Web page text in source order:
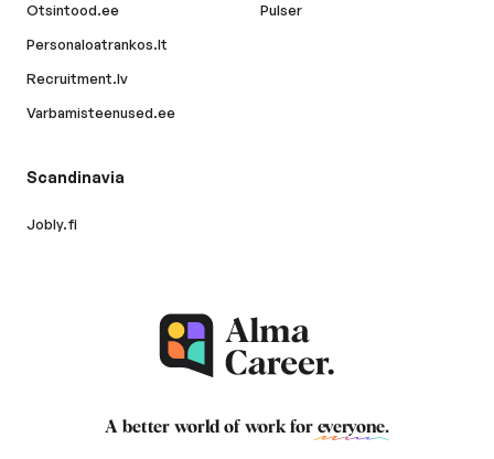
Otsintood.ee
Personaloatrankos.lt
Recruitment.lv
Varbamisteenused.ee
Pulser
Scandinavia
Jobly.fi
A better world of work for everyone.